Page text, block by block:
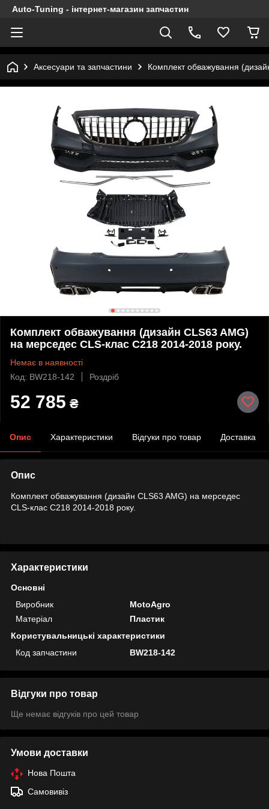
Auto-Tuning - інтернет-магазин запчастин
Аксесуари та запчастини Комплект обважування
Комплект обважування (дизайн CLS63 AMG)
на мерседес CLS-клас C218 2014-2018 року.
Немає в наявності
Код: BW218-142
Роздріб
52 785 ₴
Опис Характеристики Відгуки про товар Доставка
Опис
Комплект обважування (дизайн CLS63 AMG) на мерседес
CLS-клас C218 2014-2018 року.
Характеристики
Основні
Виробник
MotoAgro
Матеріал
Пластик
Користувальницькі характеристики
Код запчастини
BW218-142
Відгуки про товар
Ще немає відгуків про цей товар
Умови доставки
Нова Пошта
Самовивіз